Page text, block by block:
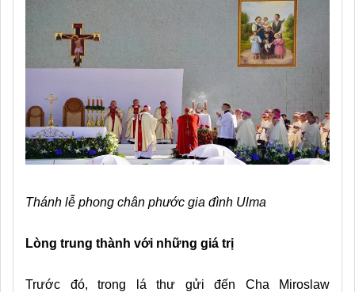
Thánh lễ phong chân phước gia đình Ulma
Lòng trung thành với những giá trị
Trước đó, trong lá thư gửi đến Cha Miroslaw